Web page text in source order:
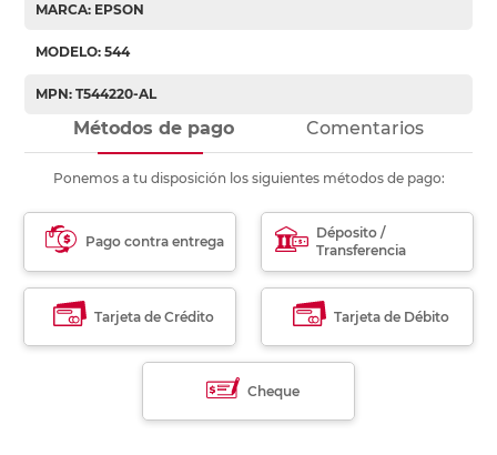
MARCA: EPSON
MODELO: 544
MPN: T544220-AL
Métodos de pago Comentarios
Ponemos a tu disposición los siguientes métodos de pago:
Pago contra entrega
Déposito /
Transferencia
Tarjeta de Crédito Tarjeta de Débito
Cheque